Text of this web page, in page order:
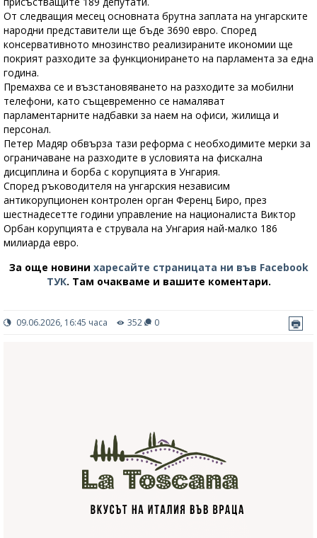
От следващия месец основната брутна заплата на унгарските
народни представители ще бъде 3690 евро. Според
консервативното мнозинство реализираните икономии ще
покрият разходите за функционирането на парламента за една
година.
Премахва се и възстановяването на разходите за мобилни
телефони, като същевременно се намаляват
парламентарните надбавки за наем на офиси, жилища и
персонал.
Петер Мадяр обвърза тази реформа с необходимите мерки за
ограничаване на разходите в условията на фискална
дисциплина и борба с корупцията в Унгария.
Според ръководителя на унгарския независим
антикорупционен контролен орган Ференц Биро, през
шестнадесетте години управление на националиста Виктор
Орбан корупцията е струвала на Унгария най-малко 186
милиарда евро.
За още новини харесайте страницата ни във Facebook
ТУК. Там очакваме и вашите коментари.
09.06.2026, 16:45 часа 352 0